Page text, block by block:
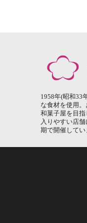
1958年(昭和33
な食材を使用
和菓子屋を目
入りやすい店
期で開催してい